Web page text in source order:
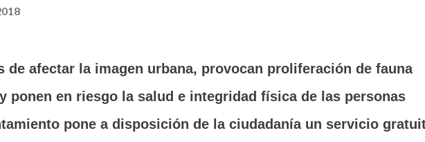
de afectar la imagen urbana, provocan proliferación de fauna
ponen en riesgo la salud e integridad física de las personas
pone a disposición de la ciudadanía un servicio